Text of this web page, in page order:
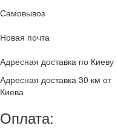
Самовывоз
Новая почта
Адресная доставка по Киеву
Адресная доставка 30 км от
Киева
Оплата: